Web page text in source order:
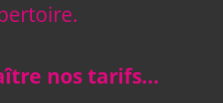
nos tarifs…